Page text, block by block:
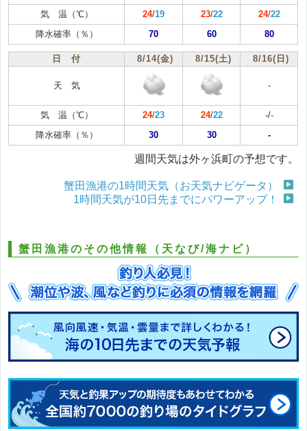
気 温（℃） 24/19 23/22 24/22
降水確率（％）
70 60 80
日 付 8/14(金) 8/15(土) 8/16(日)
天 気 -
気 温（℃） 24/23 24/22 -/-
降水確率（％）
30 30 -
週間天気は外ヶ浜町の予想です。
蟹田漁港の1時間天気（お天気ナビゲータ）
1時間天気が10日先までにパワーアップ！
蟹田漁港のその他情報（天なび/海ナビ）